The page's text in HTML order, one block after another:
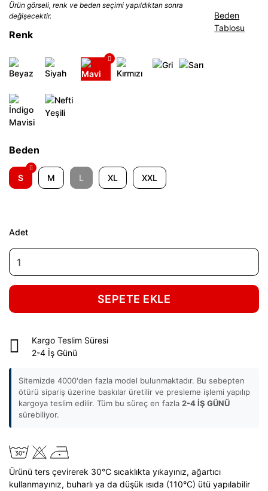
Ürün görseli, renk ve beden seçimi yapıldıktan sonra
değişecektir.
Renk
Beden
S M L XL XXL
Beden
Tablosu
Adet
SEPETE EKLE
Kargo Teslim Süresi
2-4 İş Günü
Sitemizde 4000'den fazla model bulunmaktadır. Bu sebepten
ötürü sipariş üzerine baskılar üretilir ve presleme işlemi yapılıp
kargoya teslim edilir. Tüm bu süreç en fazla 2-4 İŞ GÜNÜ
sürebiliyor.
Ürünü ters çevirerek 30°C sıcaklıkta yıkayınız, ağartıcı
kullanmayınız, buharlı ya da düşük ısıda (110°C) ütü yapılabilir